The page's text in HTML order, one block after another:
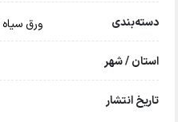
دسته‌بندی ورق سیاه
استان / شهر
تاریخ انتشار